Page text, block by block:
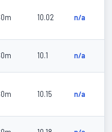
10.02 n/a
10.1 n/a
10.15 n/a